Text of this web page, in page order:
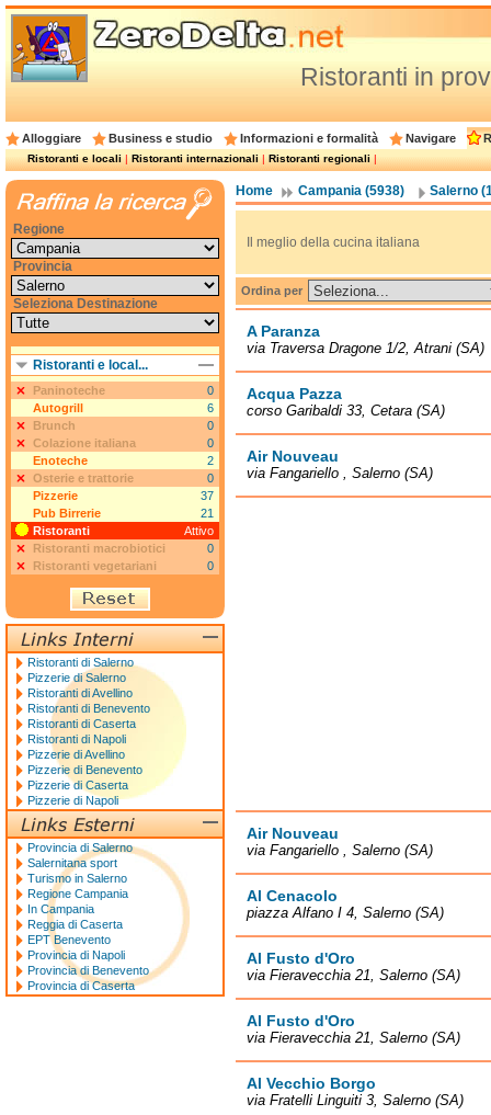
Ristoranti in
Alloggiare Business e studio Informazioni e formalità Navigare
Ristoranti e locali|Ristoranti internazionali|Ristoranti regionali|
Home Campania (5938) Salerno
Il meglio della cucina italiana
Ordina per
A Paranza
via Traversa Dragone 1/2, Atrani (SA)
Acqua Pazza
corso Garibaldi 33, Cetara (SA)
Air Nouveau
via Fangariello , Salerno (SA)
Air Nouveau
via Fangariello , Salerno (SA)
Al Cenacolo
piazza Alfano I 4, Salerno (SA)
Al Fusto d'Oro
via Fieravecchia 21, Salerno (SA)
Al Fusto d'Oro
via Fieravecchia 21, Salerno (SA)
Al Vecchio Borgo
via Fratelli Linguiti 3, Salerno (SA)
Regione
Provincia
Seleziona Destinazione
Ristoranti e local...
Paninoteche
0
Autogrill
6
Brunch
0
Colazione italiana
0
Enoteche
2
Osterie e trattorie
0
Pizzerie
37
Pub Birrerie
21
Ristoranti
Attivo
Ristoranti macrobiotici
0
Ristoranti vegetariani
0
Ristoranti di Salerno
Pizzerie di Salerno
Ristoranti di Avellino
Ristoranti di Benevento
Ristoranti di Caserta
Ristoranti di Napoli
Pizzerie di Avellino
Pizzerie di Benevento
Pizzerie di Caserta
Pizzerie di Napoli
Provincia di Salerno
Salernitana sport
Turismo in Salerno
Regione Campania
In Campania
Reggia di Caserta
EPT Benevento
Provincia di Napoli
Provincia di Benevento
Provincia di Caserta